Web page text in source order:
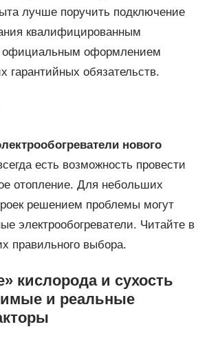
лучше поручить подключение
квалифицированным
официальным оформлением
гарантийных обязательств.
нового
есть возможность провести
отопление. Для небольших
решением проблемы могут
электрообогреватели. Читайте в
правильного выбора.
кислорода и сухость
и реальные